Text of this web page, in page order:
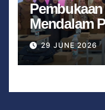
Mendalam
29 JUNE 2026